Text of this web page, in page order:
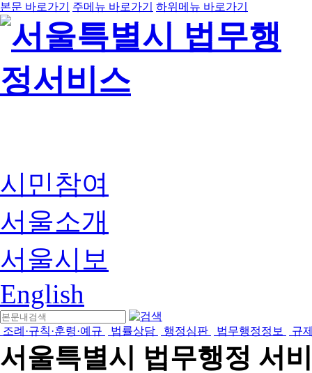
본문 바로가기 주메뉴 바로가기 하위메뉴 바로가기
시민참여
서울소개
서울시보
English
조례·규칙·훈령·예규 법률상담 행정심판 법무행정정보 규
서울특별시 법무행정 서